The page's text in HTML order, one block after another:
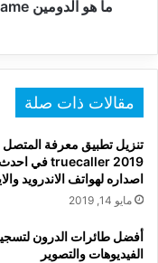
مقالات ذات صلة
تنزيل تطبيق معرفة المتصل
truecaller 2019 في احدث
اصداره لهواتف الاندرويد
مايو 14, 2019
أفضل طائرات الدرون
الفيديوهات والتصوير